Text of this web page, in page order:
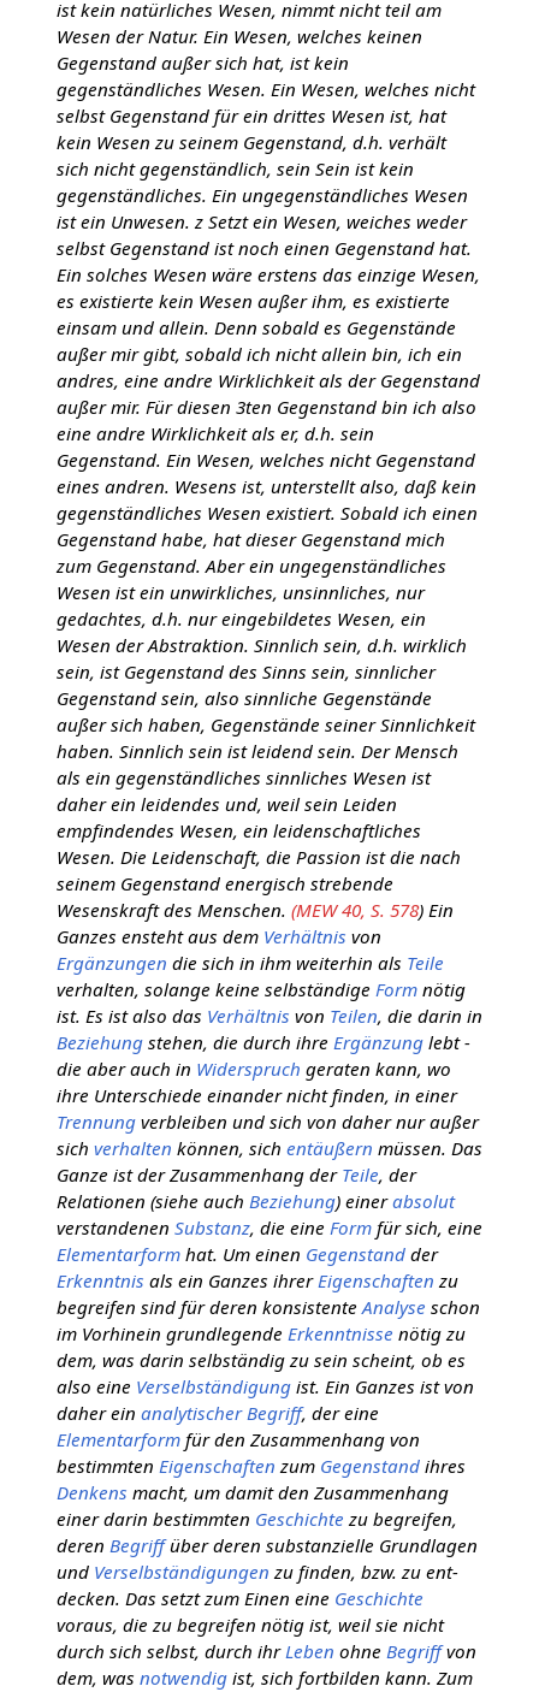
ist kein natürliches Wesen, nimmt nicht teil am
Wesen der Natur. Ein Wesen, welches keinen
Gegenstand außer sich hat, ist kein
gegenständliches Wesen. Ein Wesen, welches nicht
selbst Gegenstand für ein drittes Wesen ist, hat
kein Wesen zu seinem Gegenstand, d.h. verhält
sich nicht gegenständlich, sein Sein ist kein
gegenständliches. Ein ungegenständliches Wesen
ist ein Unwesen. z Setzt ein Wesen, weiches weder
selbst Gegenstand ist noch einen Gegenstand hat.
Ein solches Wesen wäre erstens das einzige Wesen,
es existierte kein Wesen außer ihm, es existierte
einsam und allein. Denn sobald es Gegenstände
außer mir gibt, sobald ich nicht allein bin, ich ein
andres, eine andre Wirklichkeit als der Gegenstand
außer mir. Für diesen 3ten Gegenstand bin ich also
eine andre Wirklichkeit als er, d.h. sein
Gegenstand. Ein Wesen, welches nicht Gegenstand
eines andren. Wesens ist, unterstellt also, daß kein
gegenständliches Wesen existiert. Sobald ich einen
Gegenstand habe, hat dieser Gegenstand mich
zum Gegenstand. Aber ein ungegenständliches
Wesen ist ein unwirkliches, unsinnliches, nur
gedachtes, d.h. nur eingebildetes Wesen, ein
Wesen der Abstraktion. Sinnlich sein, d.h. wirklich
sein, ist Gegenstand des Sinns sein, sinnlicher
Gegenstand sein, also sinnliche Gegenstände
außer sich haben, Gegenstände seiner Sinnlichkeit
haben. Sinnlich sein ist leidend sein. Der Mensch
als ein gegenständliches sinnliches Wesen ist
daher ein leidendes und, weil sein Leiden
empfindendes Wesen, ein leidenschaftliches
Wesen. Die Leidenschaft, die Passion ist die nach
seinem Gegenstand energisch strebende
Wesenskraft des Menschen. (MEW 40, S. 578) Ein
Ganzes ensteht aus dem Verhältnis von
Ergänzungen die sich in ihm weiterhin als Teile
verhalten, solange keine selbständige Formnötig
ist. Es ist also das Verhältnis von Teilen, die darin in
Beziehungstehen, die durch ihre Ergänzunglebt -
die aber auch in Widerspruch geraten kann, wo
ihre Unterschiede einander nicht finden, in einer
Trennungverbleiben und sich von daher nur außer
sich verhalten können, sich entäußern müssen. Das
Ganze ist der Zusammenhang der Teile, der
Relationen (siehe auch Beziehung) einerabsolut
verstandenen Substanz, die eine Formfür sich, eine
Elementarformhat. Um einen Gegenstandder
Erkenntnis als ein Ganzes ihrer Eigenschaften zu
begreifen sind für deren konsistente Analyse schon
im Vorhinein grundlegende Erkenntnisse nötig zu
dem, was darin selbständig zu sein scheint, ob es
also eine Verselbständigungist. Ein Ganzes ist von
daher ein analytischer Begriff, der eine
Elementarformfür den Zusammenhang von
bestimmten Eigenschaften zum Gegenstandihres
Denkens macht, um damit den Zusammenhang
einer darin bestimmten Geschichte zu begreifen,
deren Begriffüber deren substanzielle Grundlagen
und Verselbständigungen zu finden, bzw. zu ent-
decken. Das setzt zum Einen eine Geschichte
voraus, die zu begreifen nötig ist, weil sie nicht
durch sich selbst, durch ihr Leben ohne Begriffvon
dem, was notwendigist, sich fortbilden kann. Zum